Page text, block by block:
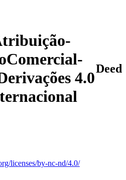
4.0
Deed
licenses/by-nc-nd/4.0/